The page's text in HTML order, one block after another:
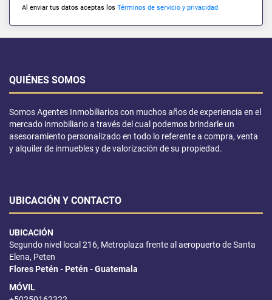
Al enviar tus datos aceptas los Términos de servicio y privacidad
QUIÉNES SOMOS
Somos Agentes Inmobiliarios con muchos años de experiencia en el
mercado inmobiliario a través del cual podemos brindarle un
asesoramiento personalizado en todo lo referente a compra, venta
y alquiler de inmuebles y de valorización de su propiedad.
UBICACIÓN Y CONTACTO
UBICACIÓN
Segundo nivel local 216, Metroplaza frente al aeropuerto de Santa
Elena, Peten
Flores Petén - Petén - Guatemala
MÓVIL